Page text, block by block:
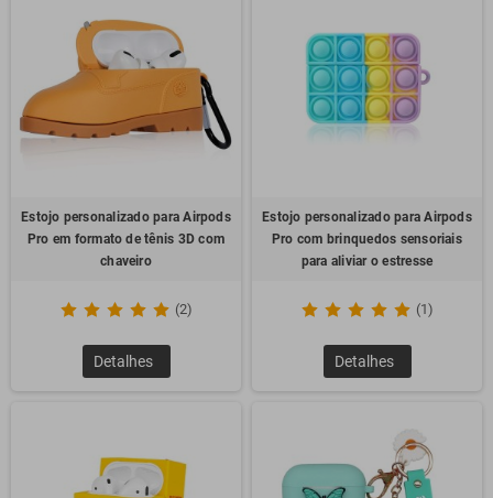
Estojo personalizado para Airpods
Pro em formato de tênis 3D com
chaveiro
(2)
Detalhes
Estojo personalizado para Airpods
Pro com brinquedos sensoriais
para aliviar o estresse
(1)
Detalhes